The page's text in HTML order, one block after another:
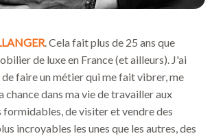
. Cela fait plus de 25 ans que
de luxe en France (et ailleurs). J'ai
faire un métier qui me fait vibrer, me
chance dans ma vie de travailler aux
formidables, de visiter et vendre des
incroyables les unes que les autres, des